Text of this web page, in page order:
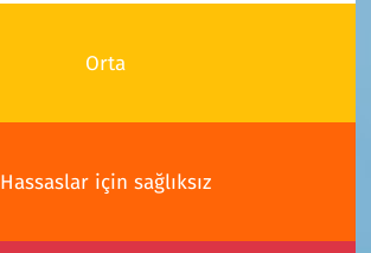
Orta
Hassaslar için sağlıksız